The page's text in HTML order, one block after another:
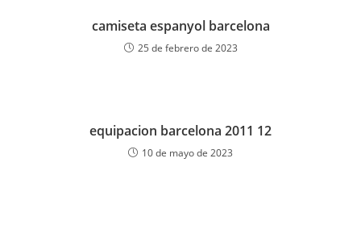
camiseta espanyol barcelona
25 de febrero de 2023
equipacion barcelona 2011 12
10 de mayo de 2023